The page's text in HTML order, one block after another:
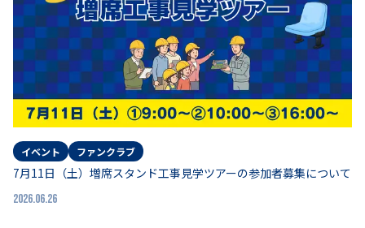
イベント ファンクラブ
7月11日（土）増席スタンド工事見学ツアーの参加者募集について
2026.06.26